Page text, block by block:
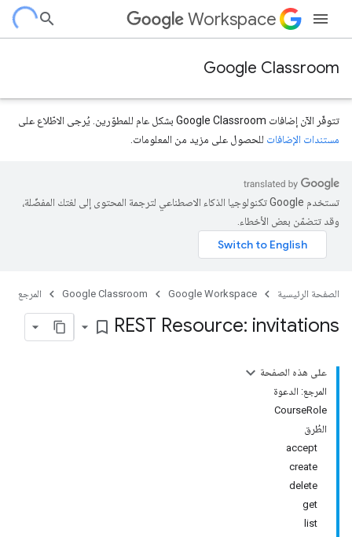
Workspace
Google Classroom
تتوفّر الآن إضافات Google Classroom بشكل عام للمطوّرين. يُرجى الاطّلاع على
مستندات الإضافات للحصول على مزيد من المعلومات.
تستخدم Google تكنولوجيا الذكاء الاصطناعي لترجمة المحتوى إلى لغتك المفضّلة،
وقد تتضمّن بعض الأخطاء.
الصفحة الرئيسية Google Workspace
Google Classroom المرجع
REST Resource: invitations
bookmark_border
على هذه الصفحة
المرجع: الدعوة
CourseRole
الطُرق
accept
create
delete
get
list